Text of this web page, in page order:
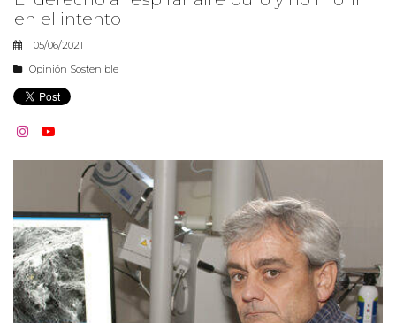
en el intento
05/06/2021
Opinión Sostenible
 